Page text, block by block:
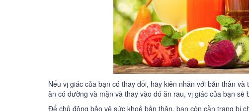
Nếu vị giác của bạn có thay đổi, hãy kiên nhẫn với bản thân
ăn có đường và mặn và thay vào đó ăn rau, vị giác của bạn
Để chủ động bảo vệ sức khoẻ bản thân, bạn còn cần trang bị